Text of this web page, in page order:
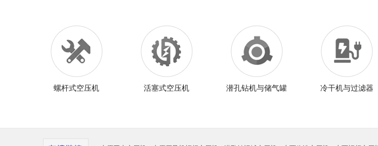
螺杆式空压机 活塞式空压机 潜孔钻机与储气罐 冷干机与过滤器